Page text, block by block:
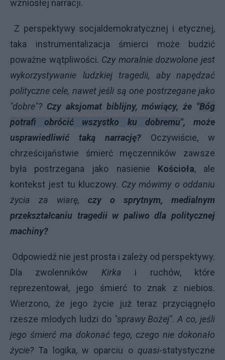
wzniosłej narracji.
Z perspektywy socjaldemokratycznej i etycznej,
taka instrumentalizacja śmierci może budzić
poważne wątpliwości. Czy moralnie dozwolone jest
wykorzystywanie ludzkiej tragedii, aby napędzać
polityczne cele, nawet jeśli są one postrzegane jako
"dobre"? Czy aksjomat biblijny, mówiący, że "Bóg
potrafi obrócić wszystko ku dobremu", może
usprawiedliwić taką narrację? Oczywiście, w
chrześcijaństwie śmierć męczenników zawsze
była postrzegana jako nasienie Kościoła, ale
kontekst jest tu kluczowy. Czy mówimy o oddaniu
życia za wiarę, czy o sprytnym, medialnym
przekształcaniu tragedii w paliwo dla politycznej
machiny?
Odpowiedź nie jest prosta i zależy od perspektywy.
Dla zwolenników Kirka i ruchów, które
reprezentował, jego śmierć to znak z niebios.
Wierzono, że jego życie już teraz przyciągnęło
rzesze młodych ludzi do "sprawy Bożej".A co, jeśli
jego śmierć ma dokonać tego, czego nie dokonało
życie? Ta logika, w oparciu o quasi-statystyczne